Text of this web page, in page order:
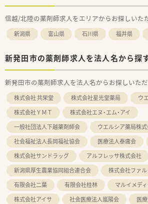
信越/北陸の薬剤師求人をエリアからお探しいた
新潟県 富山県 石川県 福井県
新発田市の薬剤師求人を法人名から探
新発田市の薬剤師求人を法人名からお探しいただ
株式会社 共栄堂 株式会社星光堂薬局
ウ
株式会社ＹＭＴ
株式会社エヌ・エム・アイ
一般社団法人下越薬剤師会
ウエルシア薬局株
社会福祉法人長岡福祉協会
医療法人泰庸会
株式会社サンドラッグ
アルフレッサ株式会社
新潟県厚生農業協同組合連合会
株式会社ファル
有限会社二葉
有限会社桂林
マルイメデ
株式会社アイサ
社会医療法人嵐陽会
医